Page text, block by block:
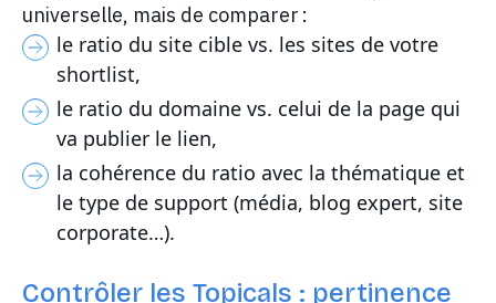
universelle, mais de comparer :
le ratio du site cible vs. les sites de votre
shortlist,
le ratio du domaine vs. celui de la page qui
va publier le lien,
la cohérence du ratio avec la thématique et
le type de support (média, blog expert, site
corporate…).
Contrôler les Topicals : pertinence